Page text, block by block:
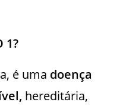
1?
é uma doença
hereditária,